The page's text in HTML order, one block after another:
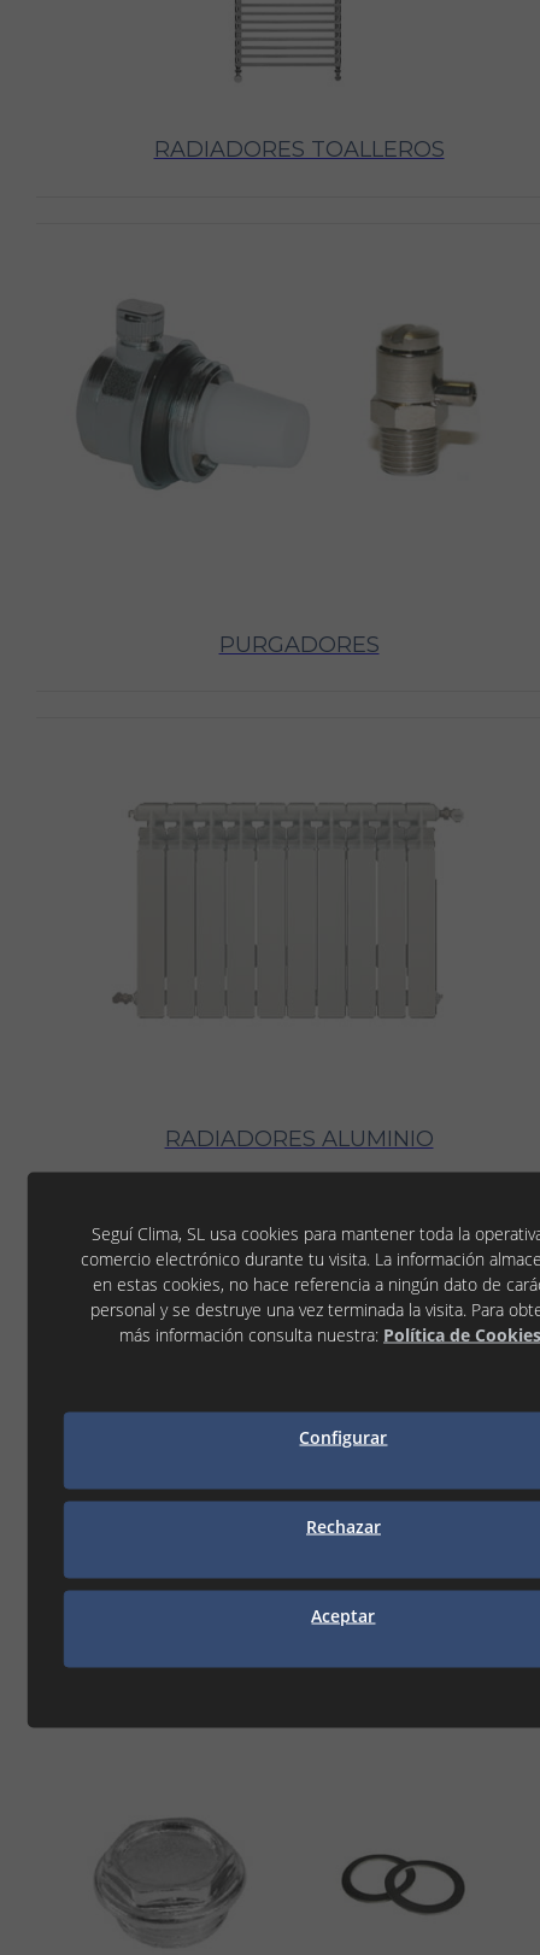
RADIADORES TOALLEROS
PURGADORES
RADIADORES ALUMINIO
SOPORTES
Seguí Clima, SL usa cookies para mantener toda la
comercio electrónico durante tu visita. La información
en estas cookies, no hace referencia a ningún dato de
personal y se destruye una vez terminada la visita. Para
más información consulta nuestra: Política de Cookies
Configurar
Rechazar
Aceptar